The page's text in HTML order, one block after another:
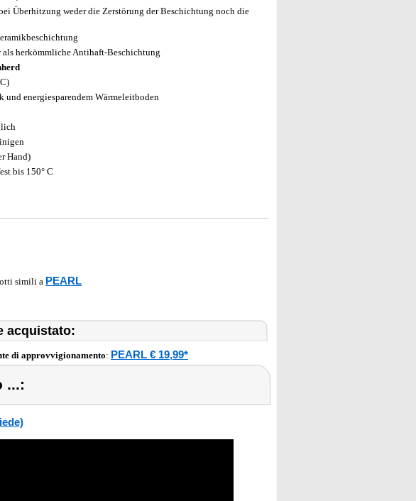
Überhitzung weder die Zerstörung der Beschichtung noch die
als herkömmliche Antihaft-Beschichtung
und energiesparendem Wärmeleitboden
Hand)
bis 150° C
simili a PEARL
acquistato:
di approvvigionamento: PEARL € 19,99*
...: